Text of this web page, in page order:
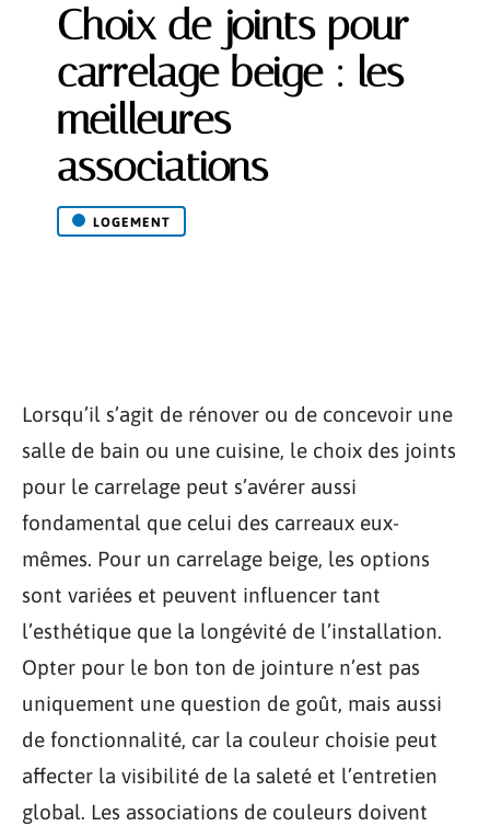
Choix de joints pour
carrelage beige : les
meilleures
associations
LOGEMENT
Lorsqu’il s’agit de rénover ou de concevoir une
salle de bain ou une cuisine, le choix des joints
pour le carrelage peut s’avérer aussi
fondamental que celui des carreaux eux-
mêmes. Pour un carrelage beige, les options
sont variées et peuvent influencer tant
l’esthétique que la longévité de l’installation.
Opter pour le bon ton de jointure n’est pas
uniquement une question de goût, mais aussi
de fonctionnalité, car la couleur choisie peut
affecter la visibilité de la saleté et l’entretien
global. Les associations de couleurs doivent